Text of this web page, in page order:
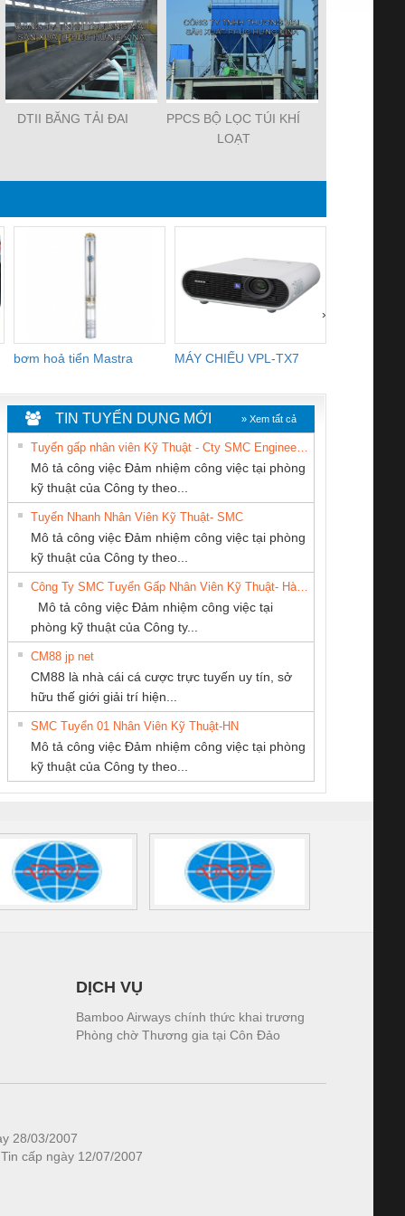
DTII BĂNG TẢI ĐAI
PPCS BỘ LỌC TÚI KHÍ
LOẠT
bơm hoả tiển Mastra MÁY CHIẾU VPL-TX7
›
An Toàn
Contact
– PSR-
SCP-
FSP/2X1/1X2
sát chuỗi
tấm pin
16I+
(2502520000)
Bộ giám sát chuỗi
tấm pin
TRANSCLINIC 16I+
1K5 L (2433950000)
Bộ giám sát dòng
TRANSCLINIC 16I+
(2008130000)
Bộ chỉnh lưu nguồn
điện TRANSCLINIC
BKE 1K5.4
(7791400879)2. Giá
Nẹp nhôm chống
trơn Đà Nẵng
TY TNHH
DV DAI DONG
CÔNG TY TNHH
KỸ THUẬT KTECH
VIỆT NAM
CÔNG TY TNHH
DỊCH VỤ KỸ
THUẬT ĐIỆN CƠ
GIA HƯNG PHÁT
TY TNHH
DOANH
VỤ XNK
NAM
THIẾT BỊ CÔNG
NGHIỆP NIHON
SETSUBI VIỆT
NAM
company LTD
TIN TUYỂN DỤNG MỚI » Xem tất cả
Tuyển gấp nhân viên Kỹ Thuật - Cty SMC Engineering
Mô tả công việc Đảm nhiệm công việc tại phòng
kỹ thuật của Công ty theo...
Tuyển Nhanh Nhân Viên Kỹ Thuật- SMC
Mô tả công việc Đảm nhiệm công việc tại phòng
kỹ thuật của Công ty theo...
Công Ty SMC Tuyển Gấp Nhân Viên Kỹ Thuật- Hà Nội
Mô tả công việc Đảm nhiệm công việc tại
phòng kỹ thuật của Công ty...
CM88 jp net
CM88 là nhà cái cá cược trực tuyến uy tín, sở
hữu thế giới giải trí hiện...
SMC Tuyển 01 Nhân Viên Kỹ Thuật-HN
Mô tả công việc Đảm nhiệm công việc tại phòng
kỹ thuật của Công ty theo...
DỊCH VỤ
Bamboo Airways chính thức khai trương
Phòng chờ Thương gia tại Côn Đảo
28/03/2007
cấp ngày 12/07/2007